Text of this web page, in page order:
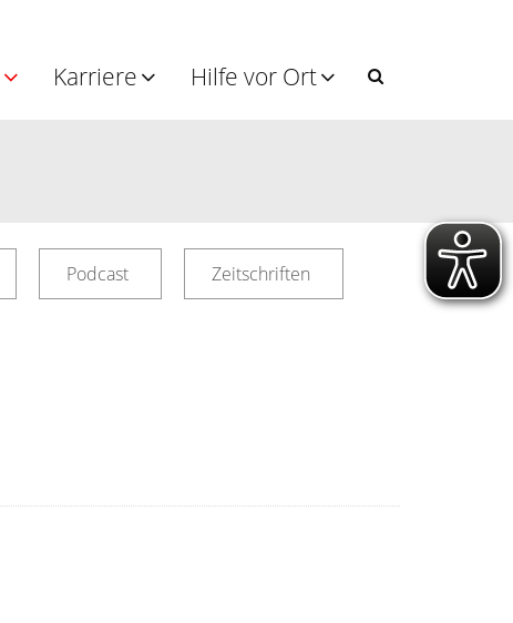
Karriere Hilfe vor Ort
Podcast Zeitschriften